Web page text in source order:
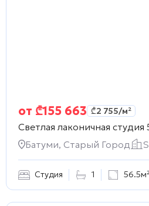
от ₾155 663 ₾2 755/м²
Светлая лаконичная студия
Батуми, Старый Город
Студия 1 56.5м²